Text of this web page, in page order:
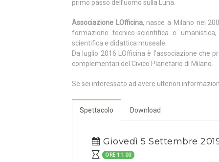
primo passo dell’uomo sulla Luna.
Associazione LOfficina, nasce a Milano nel
formazione tecnico-scientifica e
scientifica e didattica museale.
Da luglio 2016 LOfficina è l’associazione che
complementari del Civico Planetario di Milano.
Se sei interessato ad avere ulteriori
Spettacolo Download
Giovedì 5 Settembre
ORE 11.00